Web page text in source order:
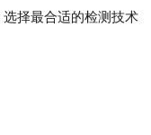
择最合适的检测技术